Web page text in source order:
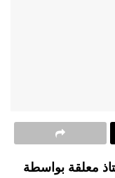
معلقة بواسطة